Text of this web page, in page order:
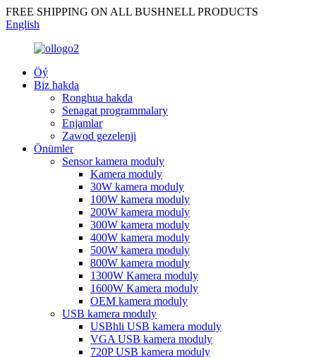
FREE SHIPPING ON ALL BUSHNELL PRODUCTS
English
Öý
Biz hakda
Ronghua hakda
Senagat programmalary
Enjamlar
Zawod gezelenji
Önümler
Sensor kamera moduly
Kamera moduly
30W kamera moduly
100W kamera moduly
200W kamera moduly
300W kamera moduly
400W kamera moduly
500W kamera moduly
800W kamera moduly
1300W Kamera moduly
1600W Kamera moduly
OEM kamera moduly
USB kamera moduly
USBhli USB kamera moduly
VGA USB kamera moduly
720P USB kamera moduly